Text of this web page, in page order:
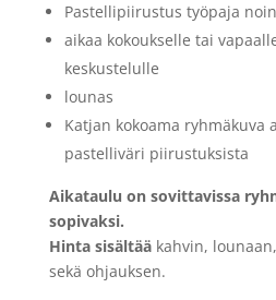
Pastellipiirustus työpaja
aikaa kokoukselle tai
keskustelulle
lounas
Katjan kokoama ryhmäkuva
pastelliväri piirustuksista
Aikataulu on sovittavissa
sopivaksi.
Hinta sisältääkahvin,
sekä ohjauksen.